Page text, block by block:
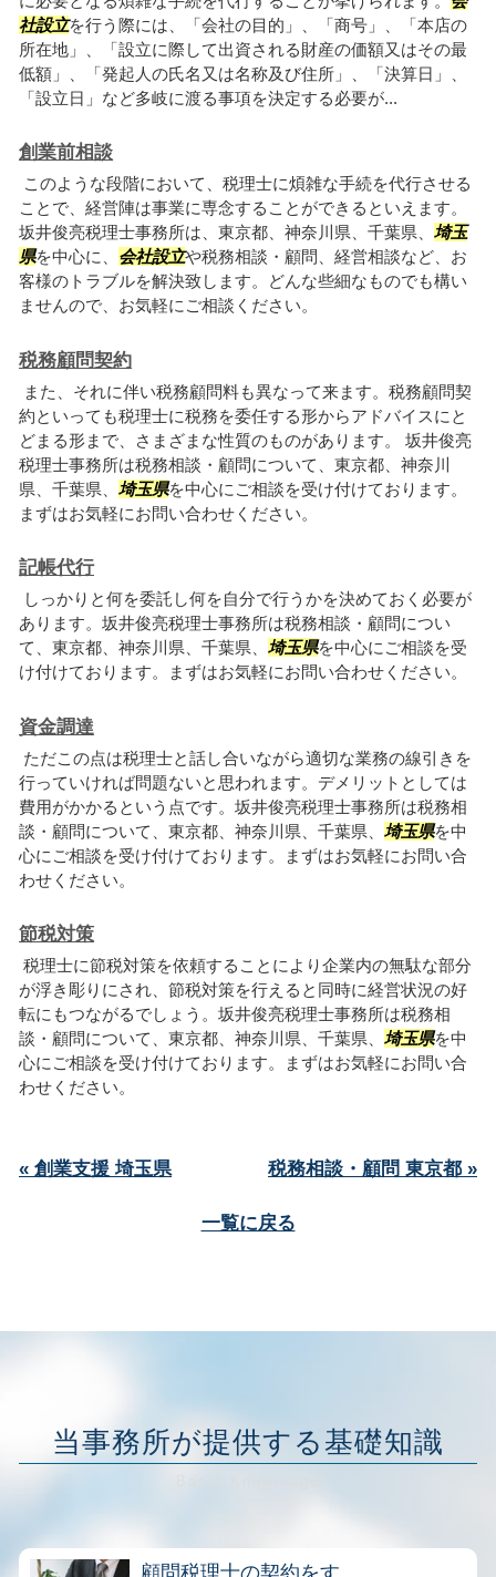
社設立を行う際には、「会社の目的」、「商号」、「本店の
所在地」、「設立に際して出資される財産の価額又はその最
低額」、「発起人の氏名又は名称及び住所」、「決算日」、
「設立日」など多岐に渡る事項を決定する必要が...
創業前相談
このような段階において、税理士に煩雑な手続を代行させる
ことで、経営陣は事業に専念することができるといえます。
坂井俊亮税理士事務所は、東京都、神奈川県、千葉県、 埼玉
県を中心に、 会社設立や税務相談・顧問、経営相談など、お
客様のトラブルを解決致します。どんな些細なものでも構い
ませんので、お気軽にご相談ください。
税務顧問契約
また、それに伴い税務顧問料も異なって来ます。税務顧問契
約といっても税理士に税務を委任する形からアドバイスにと
どまる形まで、さまざまな性質のものがあります。 坂井俊亮
税理士事務所は税務相談・顧問について、東京都、神奈川
県、千葉県、 埼玉県を中心にご相談を受け付けております。
まずはお気軽にお問い合わせください。
記帳代行
しっかりと何を委託し何を自分で行うかを決めておく必要が
あります。坂井俊亮税理士事務所は税務相談・顧問につい
て、東京都、神奈川県、千葉県、 埼玉県を中心にご相談を受
け付けております。まずはお気軽にお問い合わせください。
資金調達
ただこの点は税理士と話し合いながら適切な業務の線引きを
行っていければ問題ないと思われます。デメリットとしては
費用がかかるという点です。坂井俊亮税理士事務所は税務相
談・顧問について、東京都、神奈川県、千葉県、 埼玉県を中
心にご相談を受け付けております。まずはお気軽にお問い合
わせください。
節税対策
税理士に節税対策を依頼することにより企業内の無駄な部分
が浮き彫りにされ、節税対策を行えると同時に経営状況の好
転にもつながるでしょう。坂井俊亮税理士事務所は税務相
談・顧問について、東京都、神奈川県、千葉県、 埼玉県を中
心にご相談を受け付けております。まずはお気軽にお問い合
わせください。
« 創業支援 埼玉県 税務相談・顧問 東京都 »
一覧に戻る
当事務所が提供する基礎知識
顧問税理士の契約をす...